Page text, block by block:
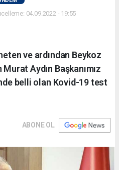
04.09.2022 - 19:55
ve ardından Beykoz
Aydın Başkanımız
belli olan Kovid-19 test
ABONE OL